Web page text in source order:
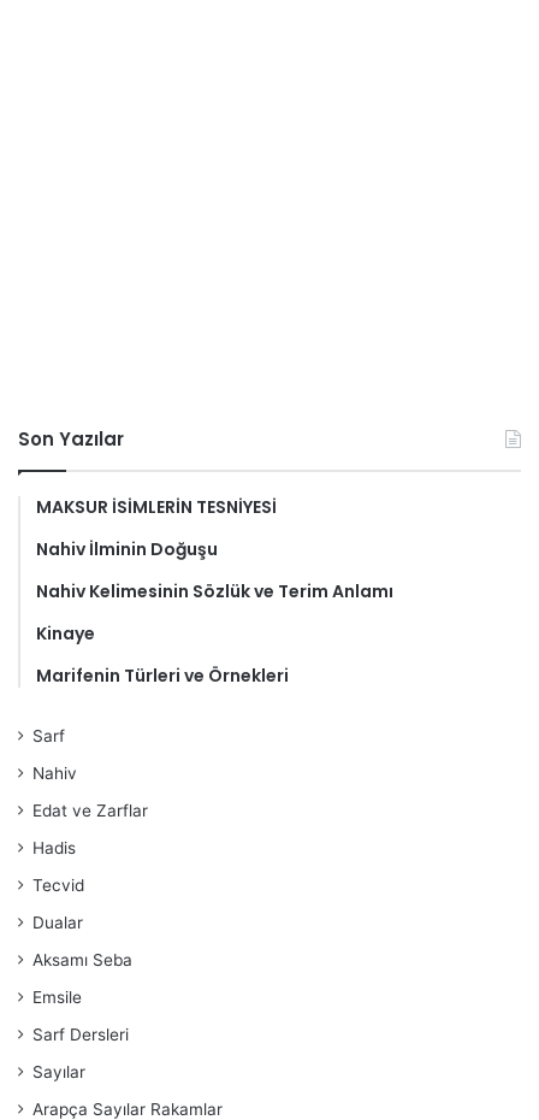
Son Yazılar
MAKSUR İSİMLERİN TESNİYESİ
Nahiv İlminin Doğuşu
Nahiv Kelimesinin Sözlük ve Terim Anlamı
Kinaye
Marifenin Türleri ve Örnekleri
Sarf
Nahiv
Edat ve Zarflar
Hadis
Tecvid
Dualar
Aksamı Seba
Emsile
Sarf Dersleri
Sayılar
Arapça Sayılar Rakamlar